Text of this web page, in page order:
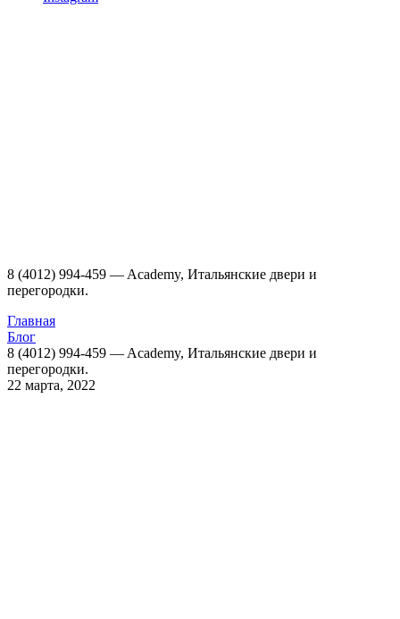
8 (4012) 994-459 — Academy, Итальянские двери и
перегородки.
Главная
Блог
8 (4012) 994-459 — Academy, Итальянские двери и
перегородки.
22 марта, 2022